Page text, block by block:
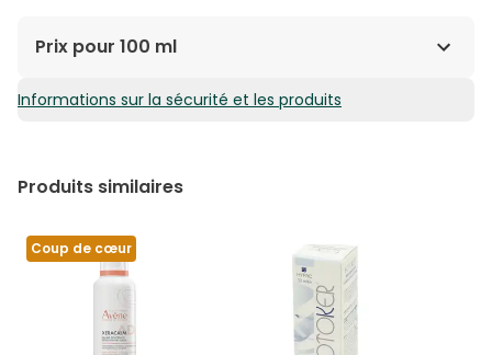
Prix pour 100 ml
67,60€ / 100 ml
Informations sur la sécurité et les produits
Produits similaires
Coup de cœur